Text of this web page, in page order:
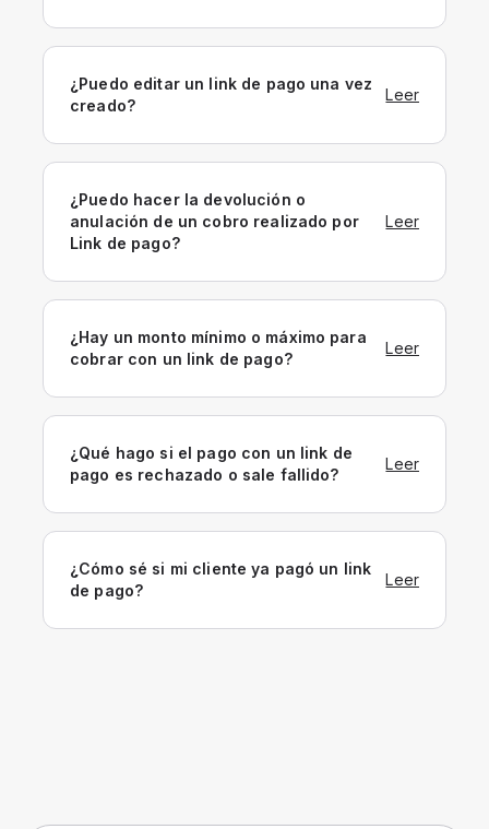
¿Puedo editar un link de pago una vez
creado?
Leer
¿Puedo hacer la devolución o
anulación de un cobro realizado por
Link de pago?
Leer
¿Hay un monto mínimo o máximo para
cobrar con un link de pago?
Leer
¿Qué hago si el pago con un link de
pago es rechazado o sale fallido?
Leer
¿Cómo sé si mi cliente ya pagó un link
de pago?
Leer